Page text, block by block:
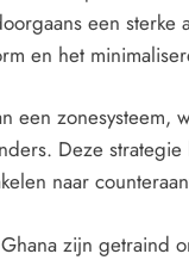
een
en het
een
Deze
naar
zijn getraind